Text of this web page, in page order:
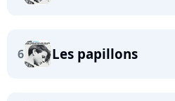
6 Les papillons